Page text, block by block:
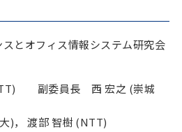
とオフィス情報システム研究会
副委員長 西 宏之 (崇城
)， 渡部 智樹 (NTT)